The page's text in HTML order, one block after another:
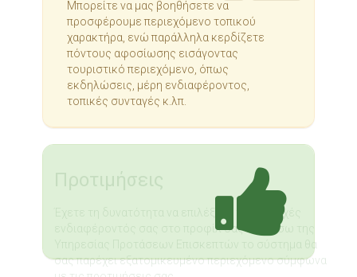
Μπορείτε να μας βοηθήσετε να
προσφέρουμε περιεχόμενο τοπικού
χαρακτήρα, ενώ παράλληλα κερδίζετε
πόντους αφοσίωσης εισάγοντας
τουριστικό περιεχόμενο, όπως
εκδηλώσεις, μέρη ενδιαφέροντος,
τοπικές συνταγές κ.λπ.
Προτιμήσεις
Έχετε τη δυνατότητα να επιλέξετε τις περιοχές
ενδιαφέροντός σας στο προφίλ σας και μέσω της
Υπηρεσίας Προτάσεων Επισκεπτών το σύστημα θα
σας παρέχει εξατομικευμένο περιεχόμενο σύμφωνα